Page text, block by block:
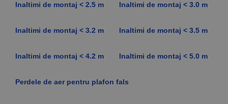
Inaltimi de montaj < 2.5 m Inaltimi de montaj < 3.0 m
Inaltimi de montaj < 3.2 m Inaltimi de montaj < 3.5 m
Inaltimi de montaj < 4.2 m Inaltimi de montaj < 5.0 m
Perdele de aer pentru plafon fals